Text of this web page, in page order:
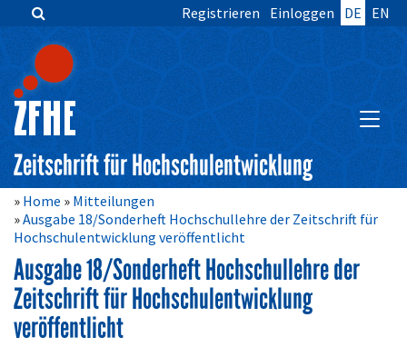
Zum
springen
Hauptnavigation
Inhalt
Sidebar
Registrieren Einloggen DE EN
Zeitschrift für Hochschulentwicklung
Home
Mitteilungen
Ausgabe 18/Sonderheft Hochschullehre der Zeitschrift für
Hochschulentwicklung veröffentlicht
Ausgabe 18/Sonderheft Hochschullehre der
Zeitschrift für Hochschulentwicklung
veröffentlicht